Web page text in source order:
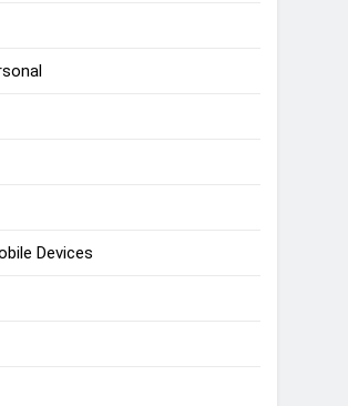
Devices